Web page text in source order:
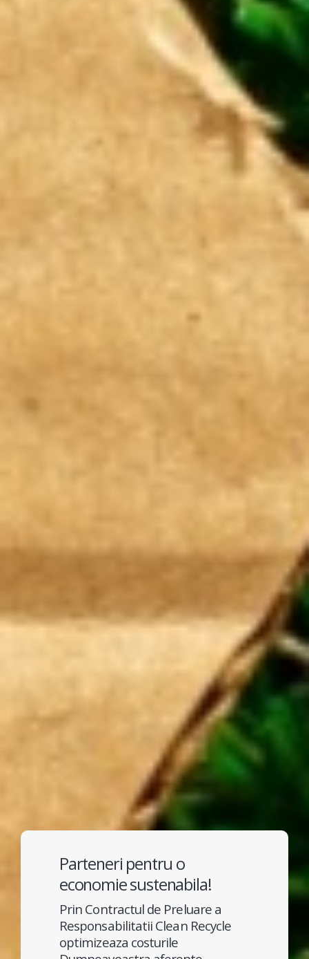
Parteneri pentru o
economie sustenabila!
Prin Contractul de Preluare a
Responsabilitatii Clean Recycle
optimizeaza costurile